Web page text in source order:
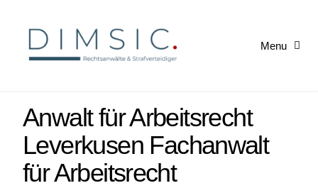
content
Menu
Arbeitsrecht
Kündigung erhalten
Anwalt für Arbeitsrecht
Leverkusen Fachanwalt
für Arbeitsrecht